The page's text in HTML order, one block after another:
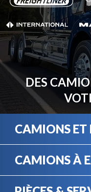
DES
CAMIONS ET
CAMIONS À